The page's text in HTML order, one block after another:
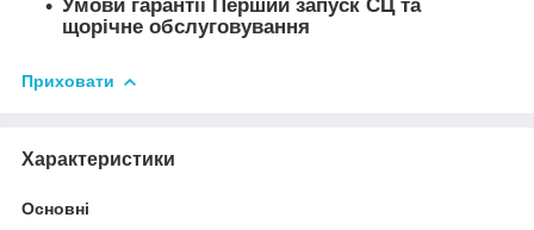
Умови гарантії Перший запуск СЦ та
щорічне обслуговування
Приховати
Характеристики
Основні